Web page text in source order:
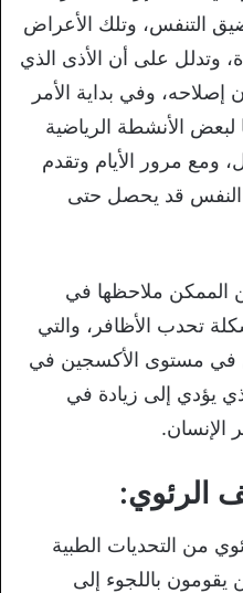
التنفس، وتلك الأعراض
وتدلل على أن الأذى الذي
وفي بداية الأمر
الأنشطة الرياضية
ومع مرور الأيام وتقدم
قد يحصل حتى
الممكن ملاحظها في
تحدب الأظافر، والتي
في مستوى الأكسجين في
يؤدي إلى زيادة في
الرئوي:
من التحديات الطبية
يقومون باللجوء إلى